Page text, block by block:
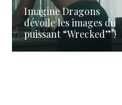
Imagine Dragons
dévoile les images du
puissant “Wrecked” !